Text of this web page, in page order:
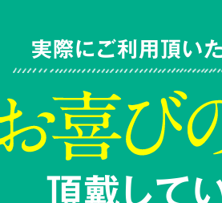
実際にご利用頂い
頂戴して